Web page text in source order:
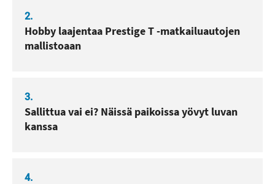
2.
Hobby laajentaa Prestige T -matkailuautojen
mallistoaan
3.
Sallittua vai ei? Näissä paikoissa yövyt luvan
kanssa
4.